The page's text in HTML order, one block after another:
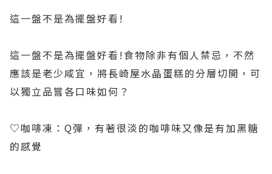
這一盤不是為擺盤好看!
這一盤不是為擺盤好看!食物除非有個人禁忌，不然
應該是老少咸宜，將長崎屋水晶蛋糕的分層切開，可
以獨立品嘗各口味如何？
♡咖啡凍：Q彈，有著很淡的咖啡味又像是有加黑糖
的感覺